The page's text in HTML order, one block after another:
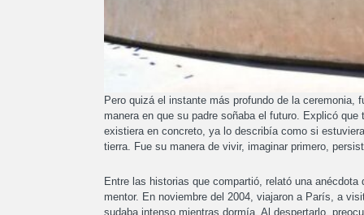
Pero quizá el instante más profundo de la
manera en que su padre soñaba el futuro. Explicó
existiera en concreto, ya lo describía como si
tierra. Fue su manera de vivir, imaginar primero,
Entre las historias que compartió, relató una
mentor. En noviembre del 2004, viajaron a París, a
sudaba intenso mientras dormía. Al despertarlo,